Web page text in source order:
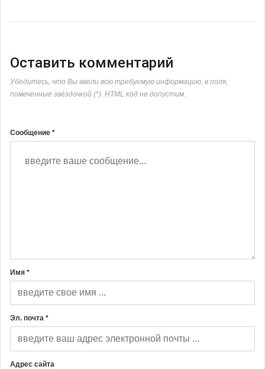
Оставить комментарий
Убедитесь, что Вы ввели всю требуемую информацию, в поля,
помеченные звёздочкой (*). HTML код не допустим.
Сообщение *
Имя *
Эл. почта *
Адрес сайта